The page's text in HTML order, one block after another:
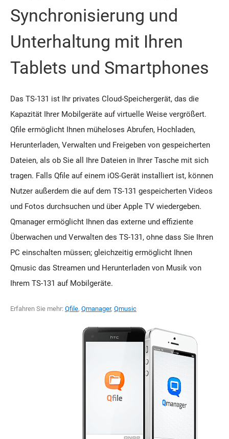
Synchronisierung und
Unterhaltung mit Ihren
Tablets und Smartphones
Das TS-131 ist Ihr privates Cloud-Speichergerät, das die
Kapazität Ihrer Mobilgeräte auf virtuelle Weise vergrößert.
Qfile ermöglicht Ihnen müheloses Abrufen, Hochladen,
Herunterladen, Verwalten und Freigeben von gespeicherten
Dateien, als ob Sie all Ihre Dateien in Ihrer Tasche mit sich
tragen. Falls Qfile auf einem iOS-Gerät installiert ist, können
Nutzer außerdem die auf dem TS-131 gespeicherten Videos
und Fotos durchsuchen und über Apple TV wiedergeben.
Qmanager ermöglicht Ihnen das externe und effiziente
Überwachen und Verwalten des TS-131, ohne dass Sie Ihren
PC einschalten müssen; gleichzeitig ermöglicht Ihnen
Qmusic das Streamen und Herunterladen von Musik von
Ihrem TS-131 auf Mobilgeräte.
Erfahren Sie mehr: Qfile, Qmanager, Qmusic